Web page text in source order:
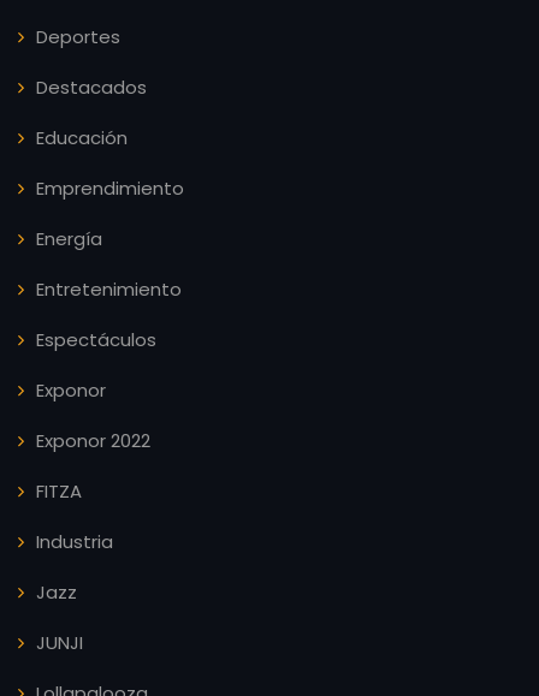
Deportes
Destacados
Educación
Emprendimiento
Energía
Entretenimiento
Espectáculos
Exponor
Exponor 2022
FITZA
Industria
Jazz
JUNJI